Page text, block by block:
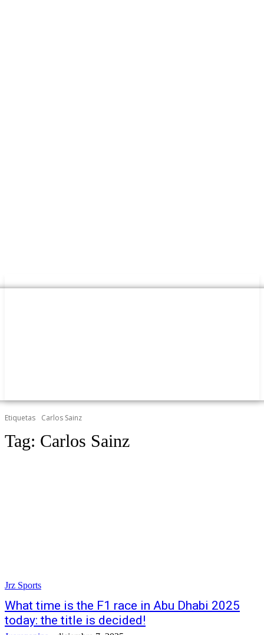
Etiquetas Carlos Sainz
Tag: Carlos Sainz
Jrz Sports
What time is the F1 race in Abu Dhabi 2025
today: the title is decided!